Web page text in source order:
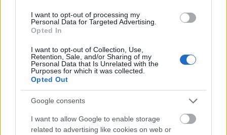
I want to opt-out of processing my
Personal Data for Targeted Advertising.
Opted In
I want to opt-out of Collection, Use,
Retention, Sale, and/or Sharing of my
Personal Data that Is Unrelated with the
Purposes for which it was collected.
Opted Out
Google consents
I want to allow Google to enable storage
related to advertising like cookies on web or
Könyvajánló: Laurie Gilmore: A
Cinnamon Bun könyvesbolt (2025)
Hangulatos romantikus regény
FilmBaráth•2025. október 20.